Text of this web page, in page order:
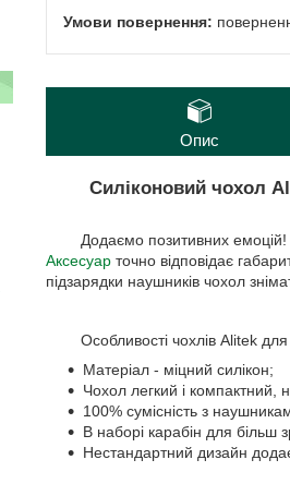
Опис
Силіконовий чохол
Додаємо позитивних
Аксесуар точно відповідає
підзарядки наушників чохол
Особливості чохлів Alitek
Матеріал - міцний силікон;
Чохол легкий і компактний,
100% сумісність з
В наборі карабін для більш
Нестандартний дизайн